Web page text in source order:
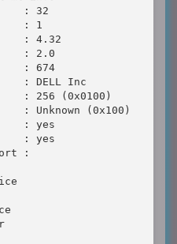
: 32
: 1
: 4.32
: 2.0
: 674
: DELL Inc
: 256 (0x0100)
: Unknown (0x100)
: yes
: yes
: